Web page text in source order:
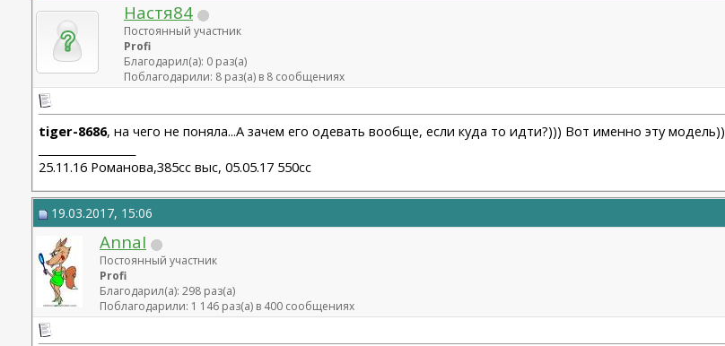
Настя84
Постоянный участник
Profi
Благодарил(а): 0 раз(а)
Поблагодарили: 8 раз(а) в 8 сообщениях
tiger-8686, на чего не поняла...А зачем его одевать вообще, если куда то идти?))) Вот именно эту модель))
25.11.16 Романова,385сс выс, 05.05.17 550сс
19.03.2017, 15:06
AnnaI
Постоянный участник
Profi
Благодарил(а): 298 раз(а)
Поблагодарили: 1 146 раз(а) в 400 сообщениях